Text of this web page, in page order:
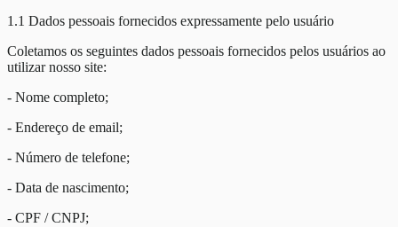
1.1 Dados pessoais fornecidos expressamente pelo usuário
Coletamos os seguintes dados pessoais fornecidos pelos usuários ao
utilizar nosso site:
- Nome completo;
- Endereço de email;
- Número de telefone;
- Data de nascimento;
- CPF / CNPJ;